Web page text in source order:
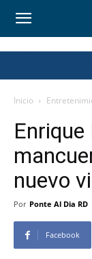
Inicio
nuevo
Por Ponte Al Dia RD
Facebook